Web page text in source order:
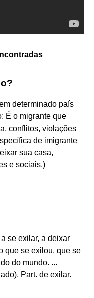
determinado país
É o migrante que
conflitos, violações
de imigrante
sua casa,
e sociais.)
se exilar, a deixar
que se exilou, que se
do mundo. ...
Part. de exilar.